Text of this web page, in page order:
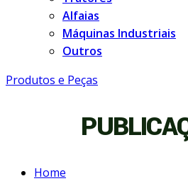
Alfaias
Máquinas Industriais
Outros
Produtos e Peças
Home